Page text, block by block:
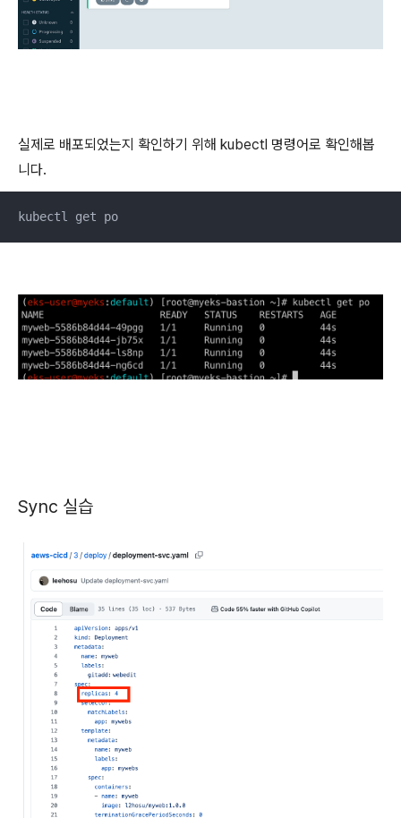
실제로 배포되었는지 확인하기 위해 kubectl 명령어로 확인해봅
니다.
kubectl get po
Sync 실습